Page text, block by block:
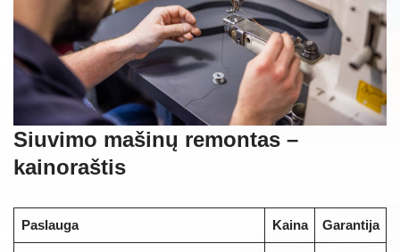
Siuvimo mašinų remontas –
kainoraštis
Paslauga Kaina Garantija